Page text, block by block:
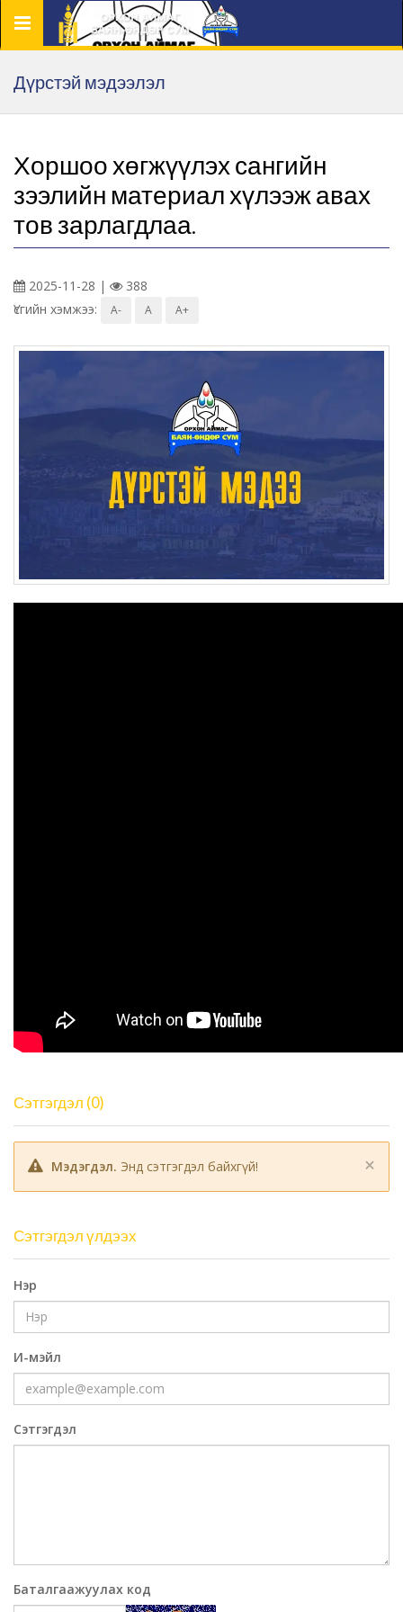
Цэс
Дүрстэй мэдээлэл
Хоршоо хөгжүүлэх сангийн
зээлийн материал хүлээж авах
тов зарлагдлаа.
2025-11-28 |
388
Үсгийн хэмжээ:
A- A A+
Сэтгэгдэл (0)
×
Мэдэгдэл. Энд сэтгэгдэл байхгүй!
Сэтгэгдэл үлдээх
Нэр
И-мэйл
Сэтгэгдэл
Баталгаажуулах код